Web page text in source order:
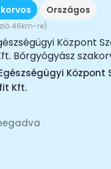
Országos
46km-re)
Központ
Bőrgyógyász
Kft.